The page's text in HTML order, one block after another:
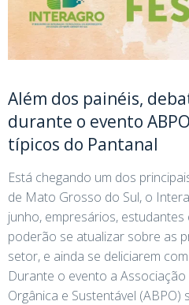
Além dos painéis,
durante o evento
típicos do Pantanal
Está chegando um dos
de Mato Grosso do Sul, o
junho, empresários,
poderão se atualizar sobre as
setor, e ainda se deliciarem
Durante o evento a
Orgânica e Sustentável